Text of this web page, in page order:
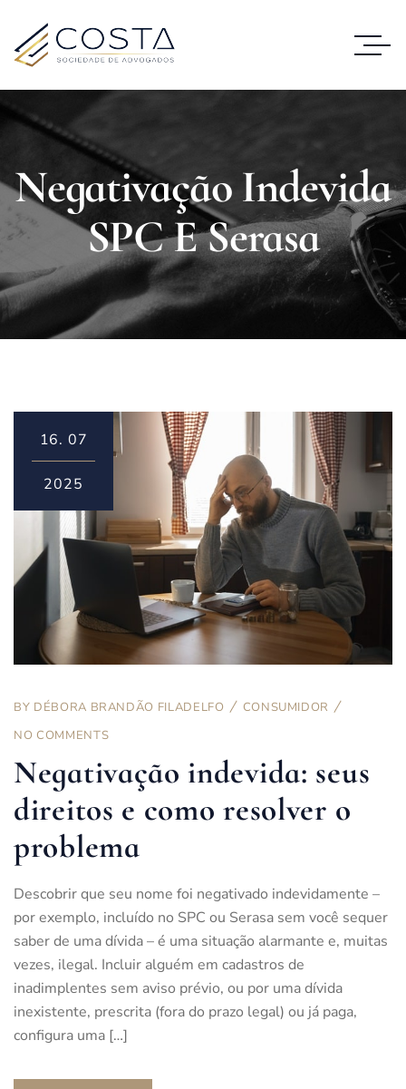
Negativação Indevida
SPC E Serasa
16. 07
2025
BY DÉBORA BRANDÃO FILADELFO
CONSUMIDOR
NO COMMENTS
Negativação indevida: seus
direitos e como resolver o
problema
Descobrir que seu nome foi negativado indevidamente –
por exemplo, incluído no SPC ou Serasa sem você sequer
saber de uma dívida – é uma situação alarmante e, muitas
vezes, ilegal. Incluir alguém em cadastros de
inadimplentes sem aviso prévio, ou por uma dívida
inexistente, prescrita (fora do prazo legal) ou já paga,
configura uma […]